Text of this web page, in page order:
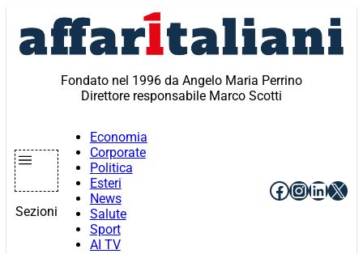
contenuto
Fondato nel 1996 da Angelo Maria Perrino
Direttore responsabile Marco Scotti
Sezioni
Economia
Corporate
Politica
Esteri
News
Salute
Sport
AI TV
Facebook
X